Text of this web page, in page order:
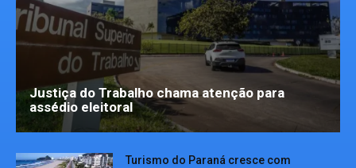
Justiça do Trabalho chama atenção para
assédio eleitoral
Turismo do Paraná cresce com